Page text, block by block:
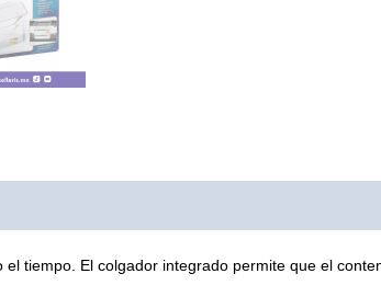
tiempo. El colgador integrado permite que el